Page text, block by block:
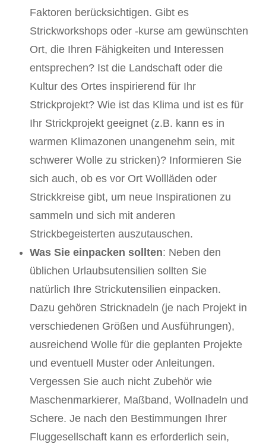
Faktoren berücksichtigen. Gibt es
Strickworkshops oder -kurse am gewünschten
Ort, die Ihren Fähigkeiten und Interessen
entsprechen? Ist die Landschaft oder die
Kultur des Ortes inspirierend für Ihr
Strickprojekt? Wie ist das Klima und ist es für
Ihr Strickprojekt geeignet (z.B. kann es in
warmen Klimazonen unangenehm sein, mit
schwerer Wolle zu stricken)? Informieren Sie
sich auch, ob es vor Ort Wollläden oder
Strickkreise gibt, um neue Inspirationen zu
sammeln und sich mit anderen
Strickbegeisterten auszutauschen.
Was Sie einpacken sollten: Neben den
üblichen Urlaubsutensilien sollten Sie
natürlich Ihre Strickutensilien einpacken.
Dazu gehören Stricknadeln (je nach Projekt in
verschiedenen Größen und Ausführungen),
ausreichend Wolle für die geplanten Projekte
und eventuell Muster oder Anleitungen.
Vergessen Sie auch nicht Zubehör wie
Maschenmarkierer, Maßband, Wollnadeln und
Schere. Je nach den Bestimmungen Ihrer
Fluggesellschaft kann es erforderlich sein,